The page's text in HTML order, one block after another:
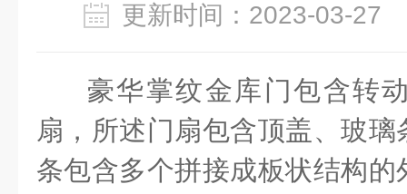
更新时间：2023-03-
豪华掌纹金库门包含转
扇，所述门扇包含顶盖、玻
条包含多个拼接成板状结构